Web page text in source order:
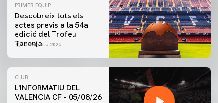
PRIMER EQUIP
Descobreix tots els
actes previs a la 54a
edició del Trofeu
Taronja
06 agosto 2026
CLUB
L'INFORMATIU DEL
VALENCIA CF - 05/08/26